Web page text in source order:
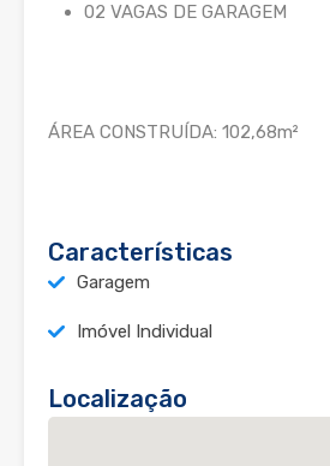
02 VAGAS DE GARAGEM
ÁREA CONSTRUÍDA: 102,68m²
Características
Garagem
Imóvel Individual
Localização